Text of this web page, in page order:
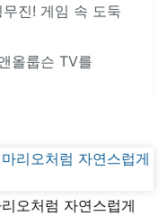
진! 게임 속 도둑
올룹슨 TV를
오처럼 자연스럽게